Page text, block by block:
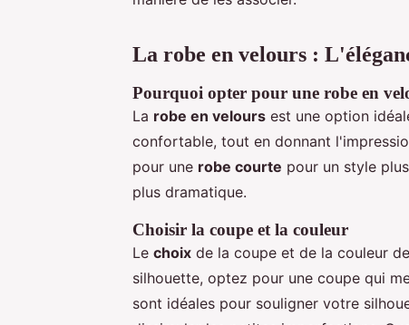
La robe en velours :
Pourquoi opter pour une robe en
La robe en velours est une option
confortable, tout en donnant
pour une robe courte pour un style
plus dramatique.
Choisir la coupe et la couleur
Le choix de la coupe et de la couleur
silhouette, optez pour une coupe qui
sont idéales pour souligner votre